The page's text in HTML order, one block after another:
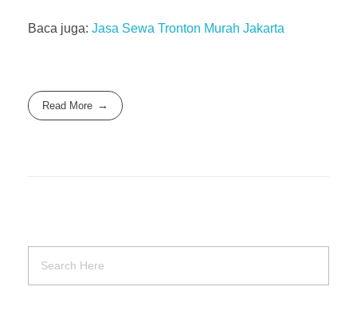
Baca juga: Jasa Sewa Tronton Murah Jakarta
Read More